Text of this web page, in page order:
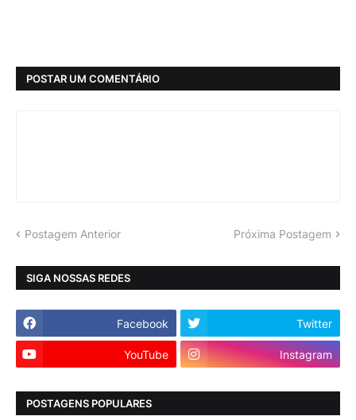
POSTAR UM COMENTÁRIO
Postagem Anterior Próxima Postagem
SIGA NOSSAS REDES
Facebook Twitter
YouTube Instagram
POSTAGENS POPULARES